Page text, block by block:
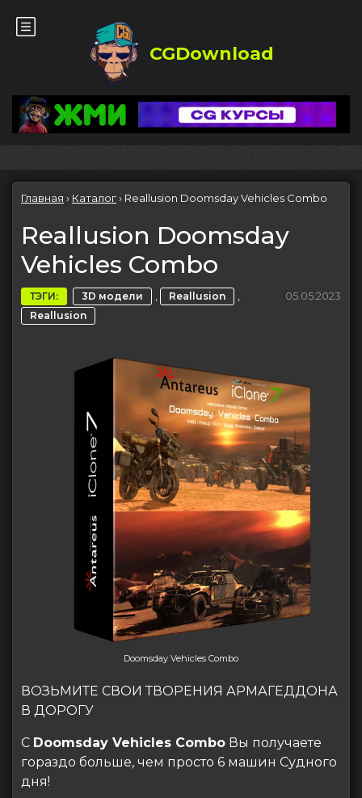
CGDownload
Главная › Каталог› Reallusion Doomsday Vehicles Combo
Reallusion Doomsday
Vehicles Combo
ТЭГИ: 3D модели , Reallusion ,
Reallusion
05.05.2023
Doomsday Vehicles Combo
ВОЗЬМИТЕ СВОИ ТВОРЕНИЯ АРМАГЕДДОНА
В ДОРОГУ
С Doomsday Vehicles Combo Вы получаете
гораздо больше, чем просто 6 машин Судного
дня!